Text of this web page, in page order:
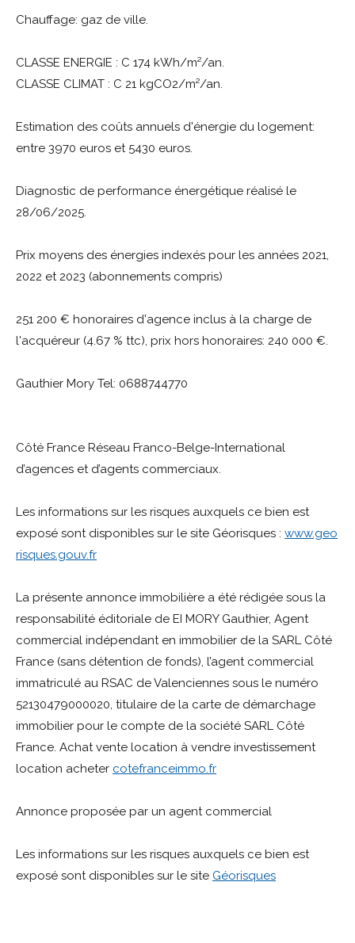
Chauffage: gaz de ville.
CLASSE ENERGIE : C 174 kWh/m²/an.
CLASSE CLIMAT : C 21 kgCO2/m²/an.
Estimation des coûts annuels d'énergie du logement:
entre 3970 euros et 5430 euros.
Diagnostic de performance énergétique réalisé le
28/06/2025.
Prix moyens des énergies indexés pour les années 2021,
2022 et 2023 (abonnements compris)
251 200 € honoraires d'agence inclus à la charge de
l'acquéreur (4.67 % ttc), prix hors honoraires: 240 000 €.
Gauthier Mory Tel: 0688744770
Côté France Réseau Franco-Belge-International
d’agences et d’agents commerciaux.
Les informations sur les risques auxquels ce bien est
exposé sont disponibles sur le site Géorisques : www.geo
risques.gouv.fr
La présente annonce immobilière a été rédigée sous la
responsabilité éditoriale de EI MORY Gauthier, Agent
commercial indépendant en immobilier de la SARL Côté
France (sans détention de fonds), l’agent commercial
immatriculé au RSAC de Valenciennes sous le numéro
52130479000020, titulaire de la carte de démarchage
immobilier pour le compte de la société SARL Côté
France. Achat vente location à vendre investissement
location acheter cotefranceimmo.fr
Annonce proposée par un agent commercial
Les informations sur les risques auxquels ce bien est
exposé sont disponibles sur le site Géorisques